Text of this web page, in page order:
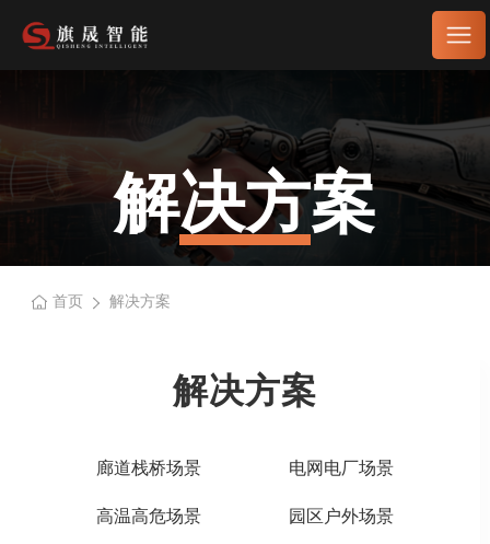
解决方案
首页 解决方案
解决方案
廊道栈桥场景 电网电厂场景
高温高危场景 园区户外场景